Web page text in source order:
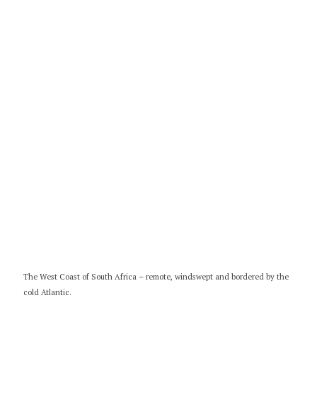
The West Coast of South Africa – remote, windswept and bordered by the
cold Atlantic.